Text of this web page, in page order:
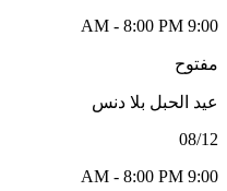
9:00 AM - 8:00 PM
مفتوح
عيد الحبل بلا دنس
08/12
9:00 AM - 8:00 PM